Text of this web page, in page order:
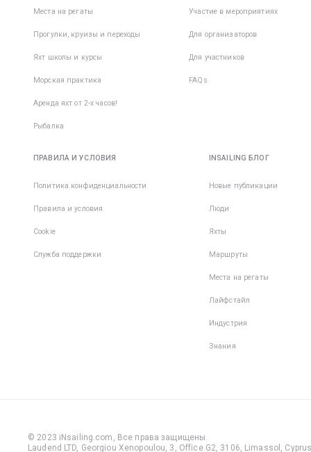
Места на регаты
Прогулки, круизы и переходы
Яхт школы и курсы
Морская практика
Аренда яхт от 2-х часов!
Рыбалка
Участие в мероприятиях
Для организаторов
Для участников
FAQs
ПРАВИЛА И УСЛОВИЯ
Политика конфиденциальности
Правила и условия
Cookie
Служба поддержки
INSAILING БЛОГ
Новые публикации
Люди
Яхты
Маршруты
Места на регаты
Лайфстайл
Индустрия
Знания
© 2023 iNsailing.com, Все права защищены.
Laudend LTD, Georgiou Xenopoulou, 3, Office G2, 3106, Limassol,